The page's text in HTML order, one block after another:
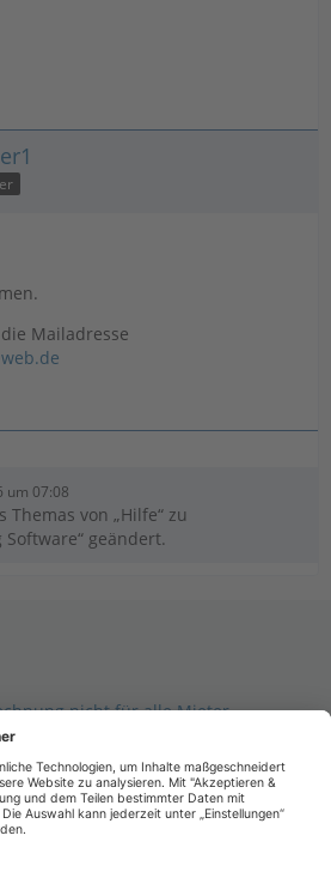
Mailadresse
um 07:08
Themas von „Hilfe“ zu
geändert.
nicht für alle Mieter
2026 um 20:32
Hauptstromzähler/Nebenzähler
2026 um 10:21
Version 2014)